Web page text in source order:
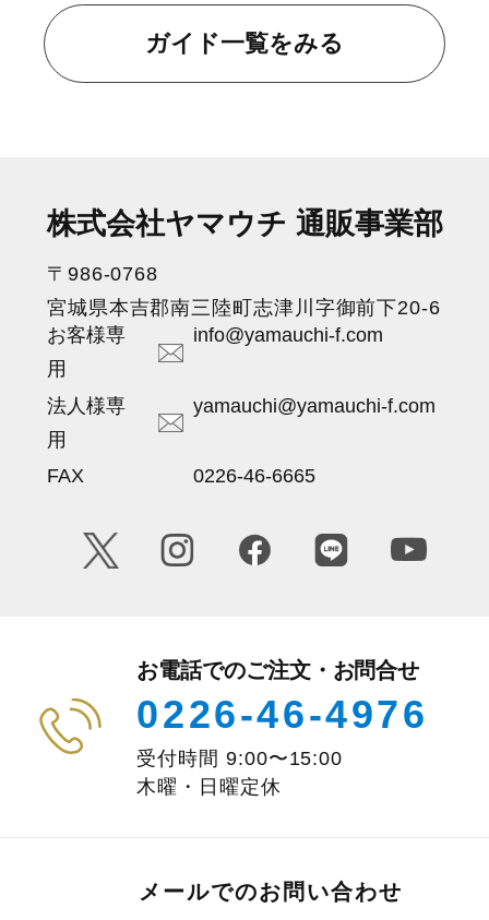
ガイド一覧をみる
株式会社ヤマウチ 通販事業部
〒986-0768
宮城県本吉郡南三陸町志津川字御前下20-6
お客様専
用
info@yamauchi-f.com
法人様専
用
yamauchi@yamauchi-f.com
FAX 0226-46-6665
お電話でのご注文・お問合せ
0226-46-4976
受付時間 9:00〜15:00
木曜・日曜定休
メールでのお問い合わせ